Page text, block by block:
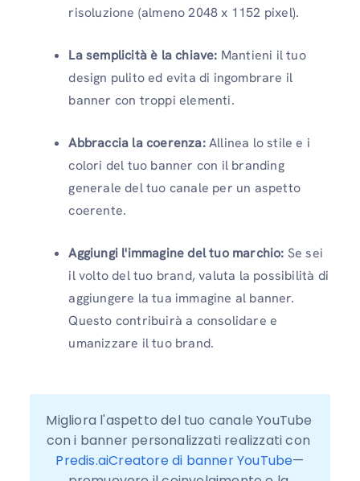
risoluzione (almeno 2048 x 1152 pixel).
La semplicità è la chiave: Mantieni il tuo
design pulito ed evita di ingombrare il
banner con troppi elementi.
Abbraccia la coerenza:Allinea lo stile e i
colori del tuo banner con il branding
generale del tuo canale per un aspetto
coerente.
Aggiungi l'immagine del tuo marchio: Se sei
il volto del tuo brand, valuta la possibilità di
aggiungere la tua immagine al banner.
Questo contribuirà a consolidare e
umanizzare il tuo brand.
Migliora l'aspetto del tuo canale YouTube
con i banner personalizzati realizzati con
Predis.aiCreatore di banner YouTube—